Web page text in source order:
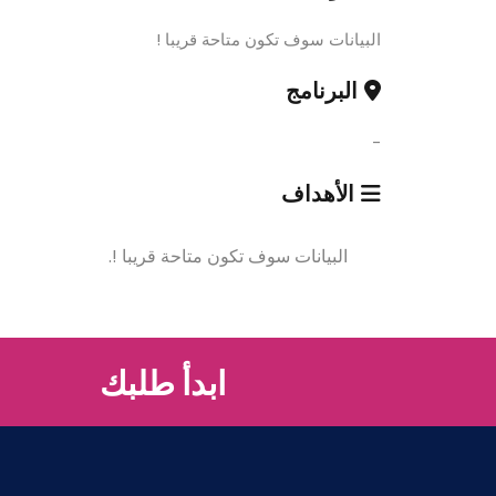
البيانات سوف تكون متاحة قريبا !
البرنامج
-
الأهداف
البيانات سوف تكون متاحة قريبا !.
ابدأ طلبك